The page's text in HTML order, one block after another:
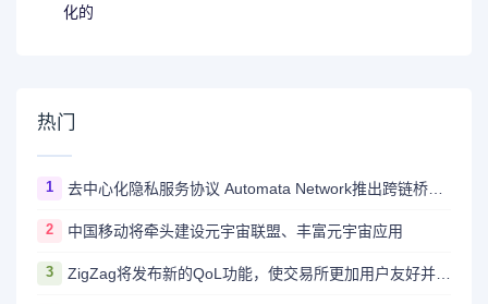
化的
热门
1 去中心化隐私服务协议 Automata Network推出跨链桥Carrier
2 中国移动将牵头建设元宇宙联盟、丰富元宇宙应用
3 ZigZag将发布新的QoL功能，使交易所更加用户友好并与CEX竞争